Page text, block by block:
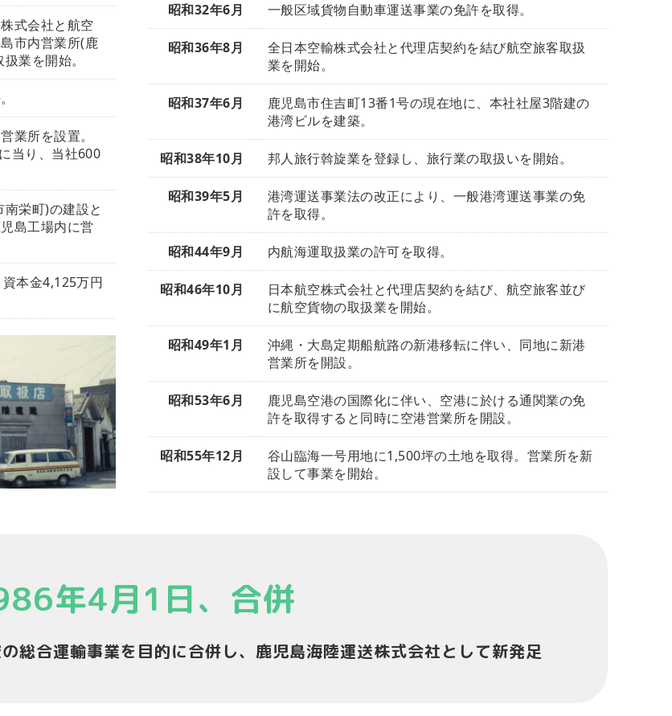
式会社と航空
市内営業所(鹿
業を開始。
業所を設置。
当り、当社600
栄町)の建設と
島工場内に営
本金4,125万円
昭和32年6月 一般区域貨物自動車運送事業の免許を取得。
昭和36年8月
全日本空輸株式会社と代理店契約を結び航空旅客取扱
業を開始。
昭和37年6月
鹿児島市住吉町13番1号の現在地に、本社社屋3階建の
港湾ビルを建築。
昭和38年10月 邦人旅行斡旋業を登録し、旅行業の取扱いを開始。
昭和39年5月
港湾運送事業法の改正により、一般港湾運送事業の免
許を取得。
昭和44年9月 内航海運取扱業の許可を取得。
昭和46年10月
日本航空株式会社と代理店契約を結び、航空旅客並び
に航空貨物の取扱業を開始。
昭和49年1月
沖縄・大島定期船航路の新港移転に伴い、同地に新港
営業所を開設。
昭和53年6月
鹿児島空港の国際化に伴い、空港に於ける通関業の免
許を取得すると同時に空港営業所を開設。
昭和55年12月
谷山臨海一号用地に1,500坪の土地を取得。営業所を新
設して事業を開始。
年4月1日、合併
総合運輸事業を目的に合併し、鹿児島海陸運送株式会社として新発足